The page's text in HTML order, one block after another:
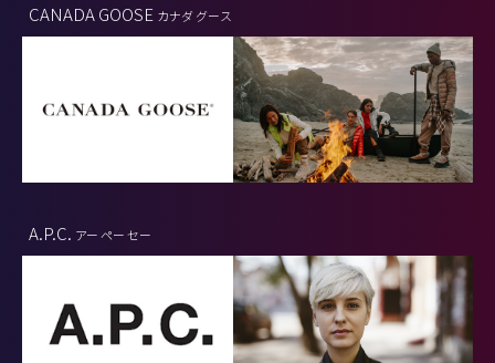
CANADA GOOSE カナダ グース
A.P.C. アー ペー セー